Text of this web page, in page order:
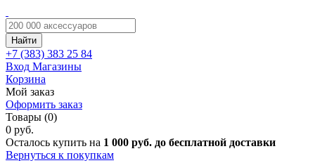
Найти
+7 (383) 383 25 84
Вход Магазины
Корзина
Мой заказ
Оформить заказ
Товары (0)
0 руб.
Осталось купить на 1 000 руб. до бесплатной доставки
Вернуться к покупкам